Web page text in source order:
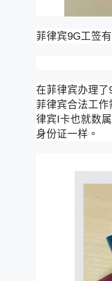
菲律宾9G工签
在菲律宾办理
菲律宾合法工
律宾I卡也就数
身份证一样。